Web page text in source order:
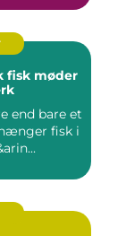
fisk møder
end bare et
fisk i